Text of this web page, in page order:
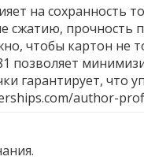
на сохранность
сжатию, прочность
чтобы картон не
позволяет
гарантирует, что
author-